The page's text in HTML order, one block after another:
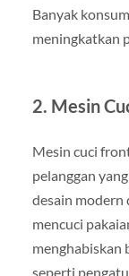
Banyak
meningkatkan
2. Mesin
Mesin cuci
pelanggan
desain modern
mencuci
menghabiskan
seperti